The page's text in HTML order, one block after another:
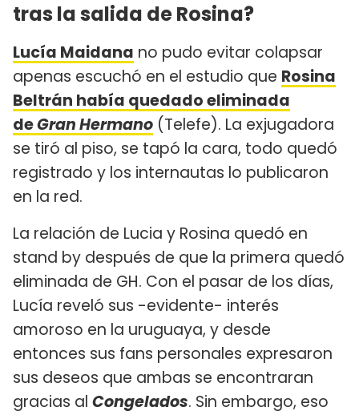
tras la salida de Rosina?
Lucía Maidana no pudo evitar colapsar
apenas escuchó en el estudio que Rosina
Beltrán había quedado eliminada
deGran Hermano (Telefe). La exjugadora
se tiró al piso, se tapó la cara, todo quedó
registrado y los internautas lo publicaron
en la red.
La relación de Lucia y Rosina quedó en
stand by después de que la primera quedó
eliminada de GH. Con el pasar de los días,
Lucía reveló sus -evidente- interés
amoroso en la uruguaya, y desde
entonces sus fans personales expresaron
sus deseos que ambas se encontraran
gracias al Congelados. Sin embargo, eso